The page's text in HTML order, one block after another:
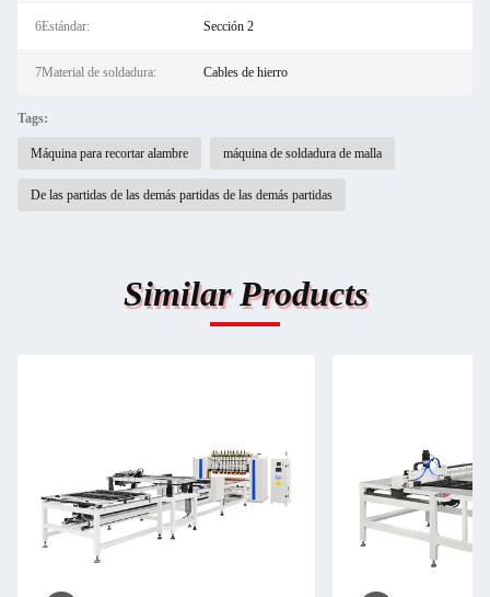
6Estándar: Sección 2
7Material de soldadura: Cables de hierro
Tags:
Máquina para recortar alambre máquina de soldadura de malla
De las partidas de las demás partidas de las demás partidas
Similar Products